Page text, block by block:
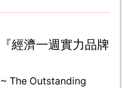
經濟一週實力品牌
The Outstanding